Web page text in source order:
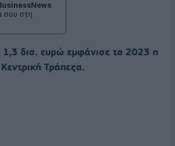
σου στη
1,3 δισ. ευρώ εμφάνισε το 2023 η
Τράπεζα.